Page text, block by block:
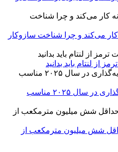
می‌کند و چرا شناخت سازوکار
از لنتام باید بدانید
آیا دوج‌کوین برای سرمایه‌گذاری در سال ۲۰۲۵ مناسب
شش میلیون مترمکعب از